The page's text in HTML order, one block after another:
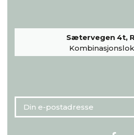
Sætervegen 4t,